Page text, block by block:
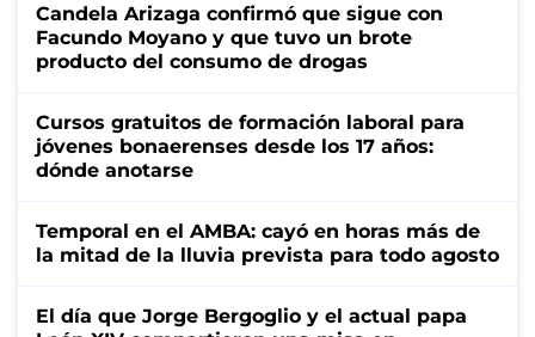
Candela Arizaga confirmó que sigue con
Facundo Moyano y que tuvo un brote
producto del consumo de drogas
Cursos gratuitos de formación laboral para
jóvenes bonaerenses desde los 17 años:
dónde anotarse
Temporal en el AMBA: cayó en horas más de
la mitad de la lluvia prevista para todo agosto
El día que Jorge Bergoglio y el actual papa